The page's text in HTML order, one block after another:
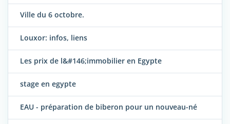
Ville du 6 octobre.
Louxor: infos, liens
Les prix de l&#146;immobilier en Egypte
stage en egypte
EAU - préparation de biberon pour un nouveau-né